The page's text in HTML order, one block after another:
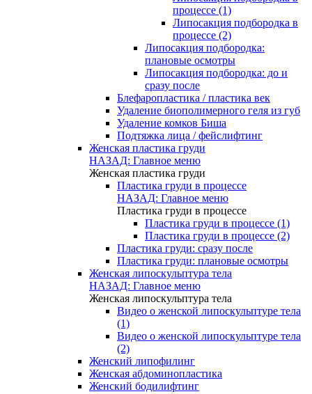
процессе (1)
Липосакция подбородка в
процессе (2)
Липосакция подбородка:
плановые осмотры
Липосакция подбородка: до и
сразу после
Блефаропластика / пластика век
Удаление биополимерного геля из губ
Удаление комков Биша
Подтяжка лица / фейслифтинг
Женская пластика груди
НАЗАД: Главное меню
Женская пластика груди
Пластика груди в процессе
НАЗАД: Главное меню
Пластика груди в процессе
Пластика груди в процессе (1)
Пластика груди в процессе (2)
Пластика груди: сразу после
Пластика груди: плановые осмотры
Женская липоскульптура тела
НАЗАД: Главное меню
Женская липоскульптура тела
Видео о женской липоскульптуре тела
(1)
Видео о женской липоскульптуре тела
(2)
Женский липофилинг
Женская абдоминопластика
Женский бодилифтинг